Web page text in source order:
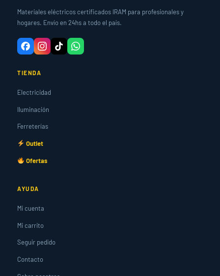
Materiales eléctricos certificados IRAM para profesionales y
hogares. Envío en 24hs a todo el país.
TIENDA
Electricidad
Iluminación
Ferreterías
Outlet
Ofertas
AYUDA
Mi cuenta
Mi carrito
Seguir pedido
Contacto